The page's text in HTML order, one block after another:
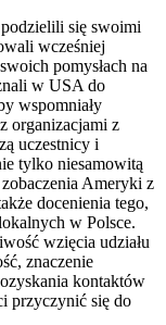
się swoimi
wcześniej
pomysłach na
w USA do
wspomniały
organizacjami z
uczestnicy i
tylko niesamowitą
Ameryki z
docenienia tego,
w Polsce.
wzięcia udziału
znaczenie
kontaktów
przyczynić się do